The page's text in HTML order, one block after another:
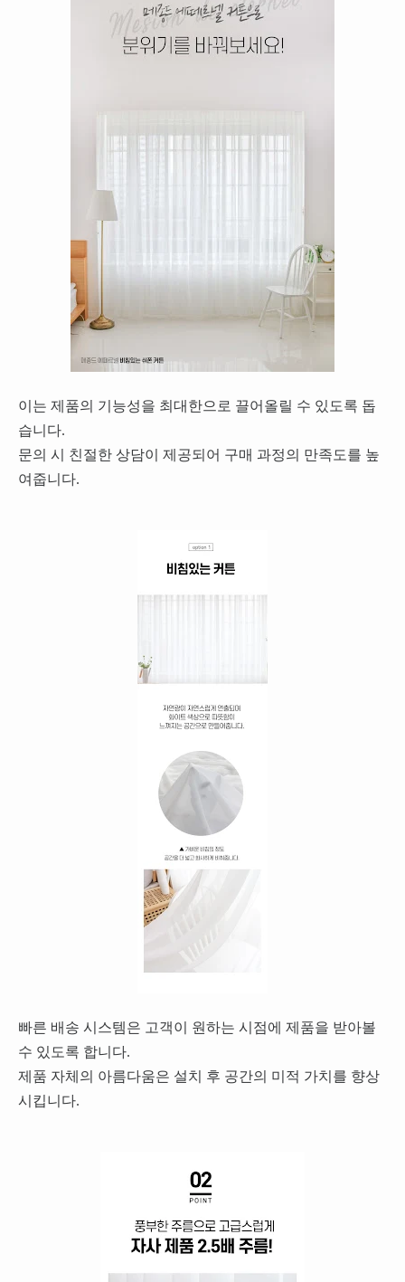
이는 제품의 기능성을 최대한으로 끌어올릴 수 있도록 돕
습니다.
문의 시 친절한 상담이 제공되어 구매 과정의 만족도를 높
여줍니다.
빠른 배송 시스템은 고객이 원하는 시점에 제품을 받아볼
수 있도록 합니다.
제품 자체의 아름다움은 설치 후 공간의 미적 가치를 향상
시킵니다.